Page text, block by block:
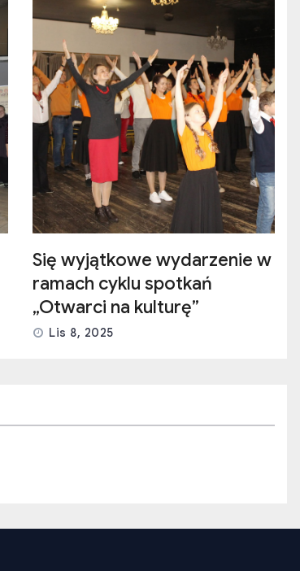
Się wyjątkowe wydarzenie w
ramach cyklu spotkań
„Otwarci na kulturę”
Lis 8, 2025